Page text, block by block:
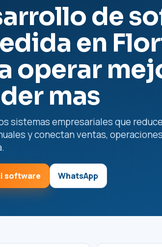
de
en
operar
mas
sistemas empresariales que
y conectan ventas,
software WhatsApp